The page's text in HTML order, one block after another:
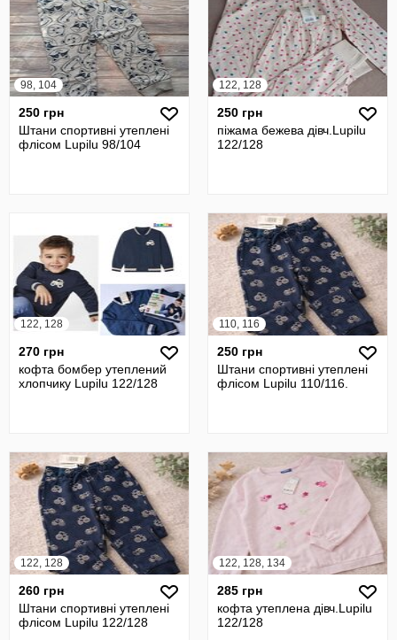
98, 104
250 грн
Штани спортивні утеплені
флісом Lupilu 98/104
122, 128
250 грн
піжама бежева дівч.Lupilu
122/128
122, 128
270 грн
кофта бомбер утеплений
хлопчику Lupilu 122/128
110, 116
250 грн
Штани спортивні утеплені
флісом Lupilu 110/116.
122, 128
260 грн
Штани спортивні утеплені
флісом Lupilu 122/128
122, 128, 134
285 грн
кофта утеплена дівч.Lupilu
122/128